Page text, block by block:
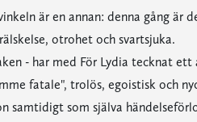
är en annan: denna gång är
otrohet och svartsjuka.
- har med För Lydia tecknat
fatale", trolös, egoistisk och
samtidigt som själva